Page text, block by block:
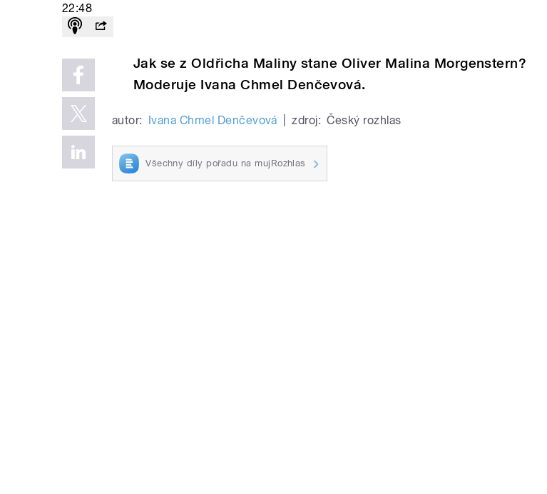
22:48
Jak se z Oldřicha Maliny stane Oliver Malina Morgenstern?
Moderuje Ivana Chmel Denčevová.
autor: Ivana Chmel Denčevová zdroj: Český rozhlas
Všechny díly pořadu na mujRozhlas